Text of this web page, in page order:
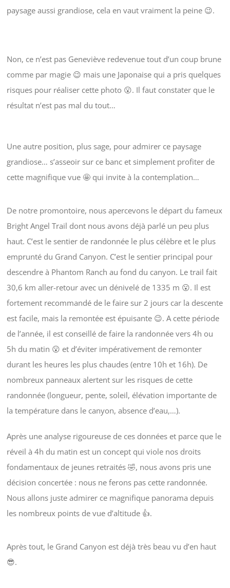
paysage aussi grandiose, cela en vaut vraiment la peine 😉.
Non, ce n’est pas Geneviève redevenue tout d’un coup brune
comme par magie 😉 mais une Japonaise qui a pris quelques
risques pour réaliser cette photo 😮. Il faut constater que le
résultat n’est pas mal du tout…
Une autre position, plus sage, pour admirer ce paysage
grandiose… s’asseoir sur ce banc et simplement profiter de
cette magnifique vue 🤩 qui invite à la contemplation…
De notre promontoire, nous apercevons le départ du fameux
Bright Angel Trail dont nous avons déjà parlé un peu plus
haut. C’est le sentier de randonnée le plus célèbre et le plus
emprunté du Grand Canyon. C’est le sentier principal pour
descendre à Phantom Ranch au fond du canyon. Le trail fait
30,6 km aller-retour avec un dénivelé de 1335 m 😮. Il est
fortement recommandé de le faire sur 2 jours car la descente
est facile, mais la remontée est épuisante 😉. A cette période
de l’année, il est conseillé de faire la randonnée vers 4h ou
5h du matin 😮 et d’éviter impérativement de remonter
durant les heures les plus chaudes (entre 10h et 16h). De
nombreux panneaux alertent sur les risques de cette
randonnée (longueur, pente, soleil, élévation importante de
la température dans le canyon, absence d’eau,…).
Après une analyse rigoureuse de ces données et parce que le
réveil à 4h du matin est un concept qui viole nos droits
fondamentaux de jeunes retraités 🤣, nous avons pris une
décision concertée : nous ne ferons pas cette randonnée.
Nous allons juste admirer ce magnifique panorama depuis
les nombreux points de vue d’altitude 👍.
Après tout, le Grand Canyon est déjà très beau vu d’en haut
😎.